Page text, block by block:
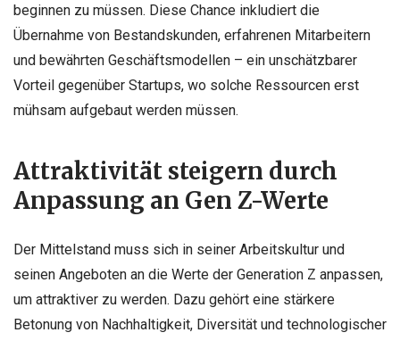
beginnen zu müssen. Diese Chance inkludiert die
Übernahme von Bestandskunden, erfahrenen Mitarbeitern
und bewährten Geschäftsmodellen – ein unschätzbarer
Vorteil gegenüber Startups, wo solche Ressourcen erst
mühsam aufgebaut werden müssen.
Attraktivität steigern durch
Anpassung an Gen Z-Werte
Der Mittelstand muss sich in seiner Arbeitskultur und
seinen Angeboten an die Werte der Generation Z anpassen,
um attraktiver zu werden. Dazu gehört eine stärkere
Betonung von Nachhaltigkeit, Diversität und technologischer